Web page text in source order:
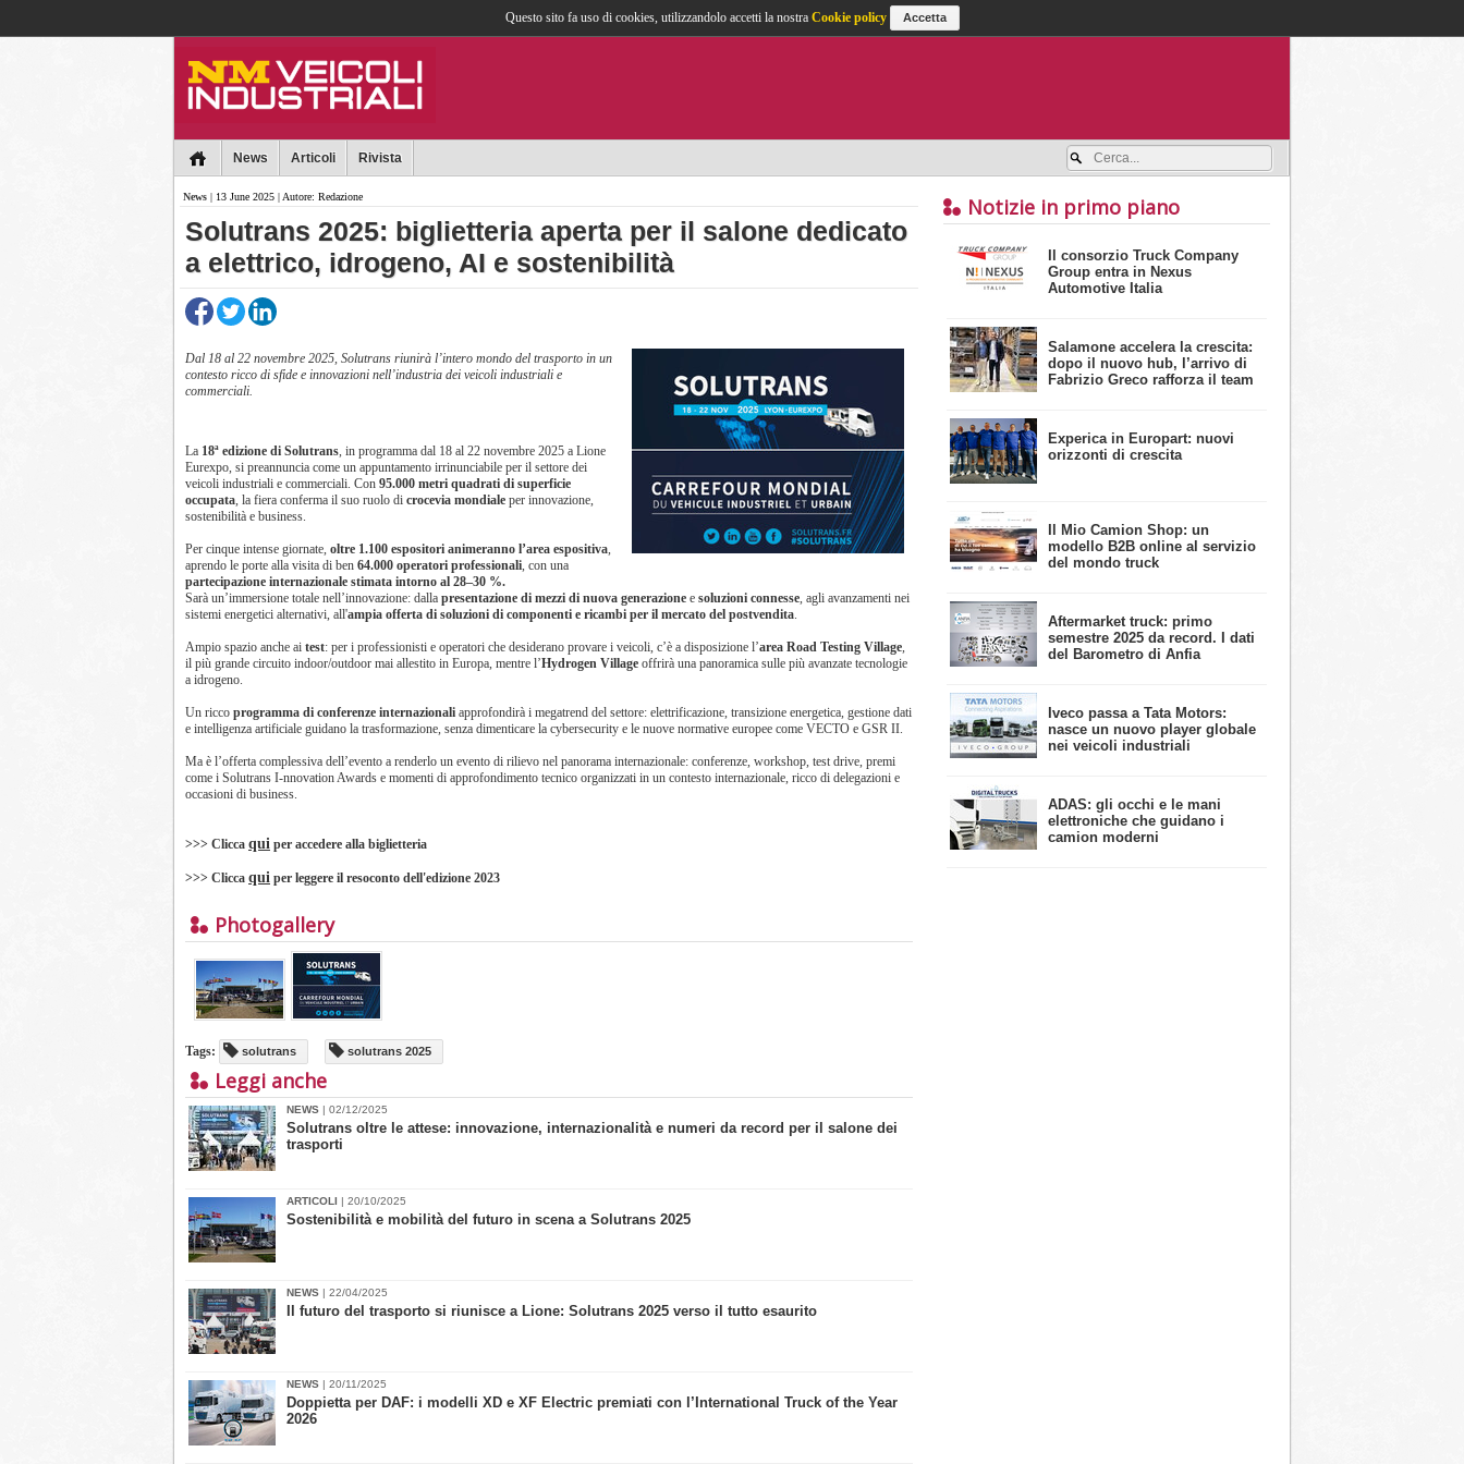
News Articoli Rivista
Notizie in primo piano
Il consorzio Truck Company
Group entra in Nexus
Automotive Italia
Salamone accelera la crescita:
dopo il nuovo hub, l’arrivo di
Fabrizio Greco rafforza il team
Experica in Europart: nuovi
orizzonti di crescita
​Il Mio Camion Shop: un
modello B2B online al servizio
del mondo truck
Aftermarket truck: primo
semestre 2025 da record. I dati
del Barometro di Anfia
Iveco passa a Tata Motors:
nasce un nuovo player globale
nei veicoli industriali
ADAS: gli occhi e le mani
elettroniche che guidano i
camion moderni
News | 13 June 2025 | Autore: Redazione
Solutrans 2025: biglietteria aperta per il salone dedicato
a elettrico, idrogeno, AI e sostenibilità
Dal 18 al 22 novembre 2025, Solutrans riunirà l’intero mondo del trasporto in un
contesto ricco di sfide e innovazioni nell’industria dei veicoli industriali e
commerciali.
La 18ª edizione di Solutrans, in programma dal 18 al 22 novembre 2025 a Lione
Eurexpo, si preannuncia come un appuntamento irrinunciabile per il settore dei
veicoli industriali e commerciali. Con 95.000 metri quadrati di superficie
occupata, la fiera conferma il suo ruolo di crocevia mondiale per innovazione,
sostenibilità e business.
Per cinque intense giornate, oltre 1.100 espositori animeranno l’area espositiva,
aprendo le porte alla visita di ben 64.000 operatori professionali, con una
partecipazione internazionale stimata intorno al 28–30 %.
Sarà un’immersione totale nell’innovazione: dalla presentazione di mezzi di nuova generazione e soluzioni connesse, agli avanzamenti nei
sistemi energetici alternativi, all'ampia offerta di soluzioni di componenti e ricambi per il mercato del postvendita.
Ampio spazio anche ai test: per i professionisti e operatori che desiderano provare i veicoli, c’è a disposizione l’area Road Testing Village,
il più grande circuito indoor/outdoor mai allestito in Europa, mentre l’Hydrogen Village offrirà una panoramica sulle più avanzate tecnologie
a idrogeno.
Un ricco programma di conferenze internazionali approfondirà i megatrend del settore: elettrificazione, transizione energetica, gestione dati
e intelligenza artificiale guidano la trasformazione, senza dimenticare la cybersecurity e le nuove normative europee come VECTO e GSR II.
Ma è l’offerta complessiva dell’evento a renderlo un evento di rilievo nel panorama internazionale: conferenze, workshop, test drive, premi
come i Solutrans I-nnovation Awards e momenti di approfondimento tecnico organizzati in un contesto internazionale, ricco di delegazioni e
occasioni di business.
>>> Clicca qui per accedere alla biglietteria
>>> Clicca qui per leggere il resoconto dell'edizione 2023
Photogallery
Tags: solutrans solutrans 2025
Leggi anche
NEWS | 02/12/2025
Solutrans oltre le attese: innovazione, internazionalità e numeri da record per il salone dei
trasporti
ARTICOLI | 20/10/2025
Sostenibilità e mobilità del futuro in scena a Solutrans 2025
NEWS | 22/04/2025
Il futuro del trasporto si riunisce a Lione: Solutrans 2025 verso il tutto esaurito
NEWS | 20/11/2025
Doppietta per DAF: i modelli XD e XF Electric premiati con l’International Truck of the Year
2026
Questo sito fa uso di cookies, utilizzandolo accetti la nostra Cookie policy Accetta